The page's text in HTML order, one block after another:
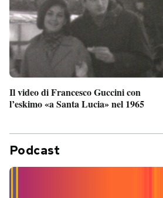
Il video di Francesco Guccini con
l’eskimo «a Santa Lucia» nel 1965
Podcast